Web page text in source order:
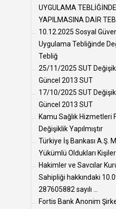
UYGULAMA
YAPILMASINA DAİR
10.12.2025 Sosyal
Uygulama Tebliğinde
Tebliğ
25/11/2025 SUT
Güncel 2013 SUT
17/10/2025 SUT
Güncel 2013 SUT
Kamu Sağlık Hizmetleri
Değişiklik Yapılmıştır
Türkiye İş Bankası A.Ş.
Yükümlü Oldukları
Hakimler ve Savcılar
Sahipliği hakkındaki
287605882 sayılı ...
Fortis Bank Anonim